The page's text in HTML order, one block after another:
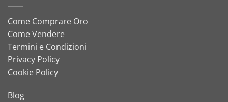
Come Comprare Oro
Come Vendere
Termini e Condizioni
Privacy Policy
Cookie Policy
Blog